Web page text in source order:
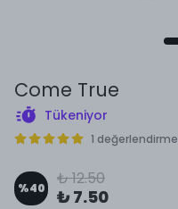
Come True
Tükeniyor
1 değerlendirme
%40 ₺ 12.50
₺ 7.50